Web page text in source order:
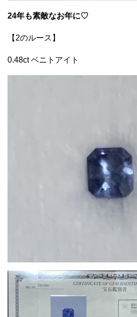
24年も素敵なお年に♡
【2のルース】
0.48ct ベニトアイト